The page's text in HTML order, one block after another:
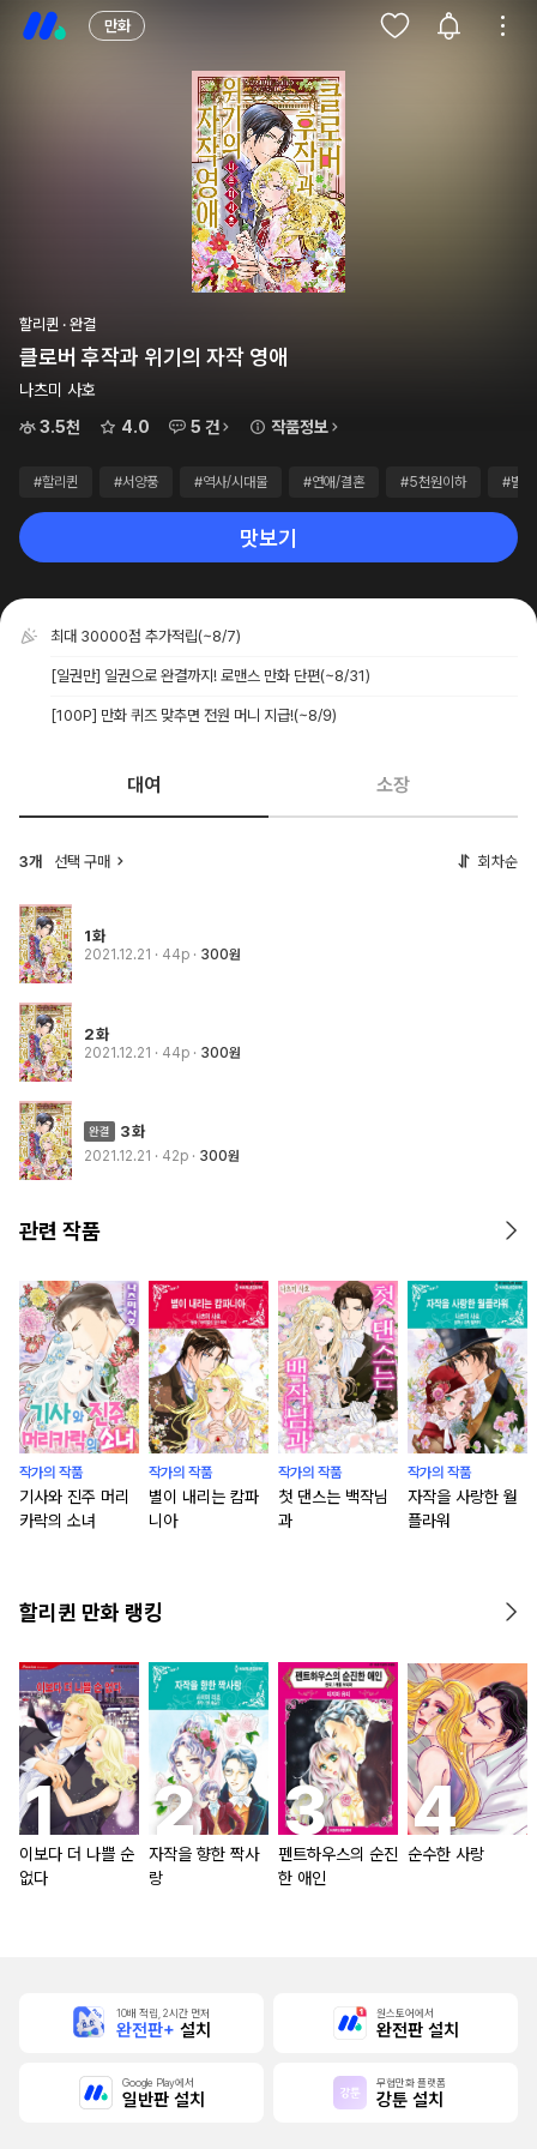
만화
할리퀸 · 완결
클로버 후작과 위기의 자작 영애
나츠미 사호
3.5천
4.0 5 건 작품정보
#할리퀸 #서양풍 #역사/시대물 #연애/결혼 #5천원이하 #별
맛보기
최대 30000점 추가적립(~8/7)
[일권만] 일권으로 완결까지! 로맨스 만화 단편(~8/31)
[100P] 만화 퀴즈 맞추면 전원 머니 지급!(~8/9)
대여 소장
3개 선택 구매 회차순
1화
2021.12.21 · 44p 300원
2화
2021.12.21 · 44p 300원
3화
2021.12.21 · 42p 300원
관련 작품
작가의 작품
기사와 진주 머리
카락의 소녀
작가의 작품
별이 내리는 캄파
니아
작가의 작품
첫 댄스는 백작님
과
작가의 작품
자작을 사랑한 월
플라워
할리퀸 만화 랭킹
이보다 더 나쁠 순
없다
자작을 향한 짝사
랑
펜트하우스의 순진
한 애인
순수한 사랑
10배 적립, 2시간 먼저
완전판+ 설치
원스토어에서
완전판 설치
Google Play에서
일반판 설치
무협만화 플랫폼
강툰 설치